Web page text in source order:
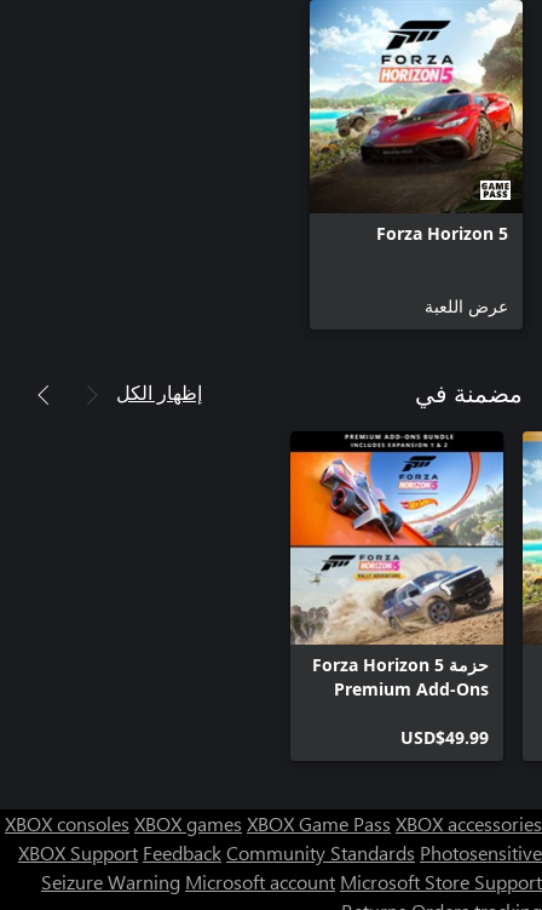
Forza Horizon 5
عرض اللعبة
مضمنة في إظهار الكل
حزمة Forza Horizon 5
Premium Add-Ons
USD$49.99
XBOX consoles XBOX games XBOX Game Pass XBOX accessories
XBOX Support FeedbackCommunity Standards Photosensitive
Seizure Warning Microsoft account Microsoft Store Support